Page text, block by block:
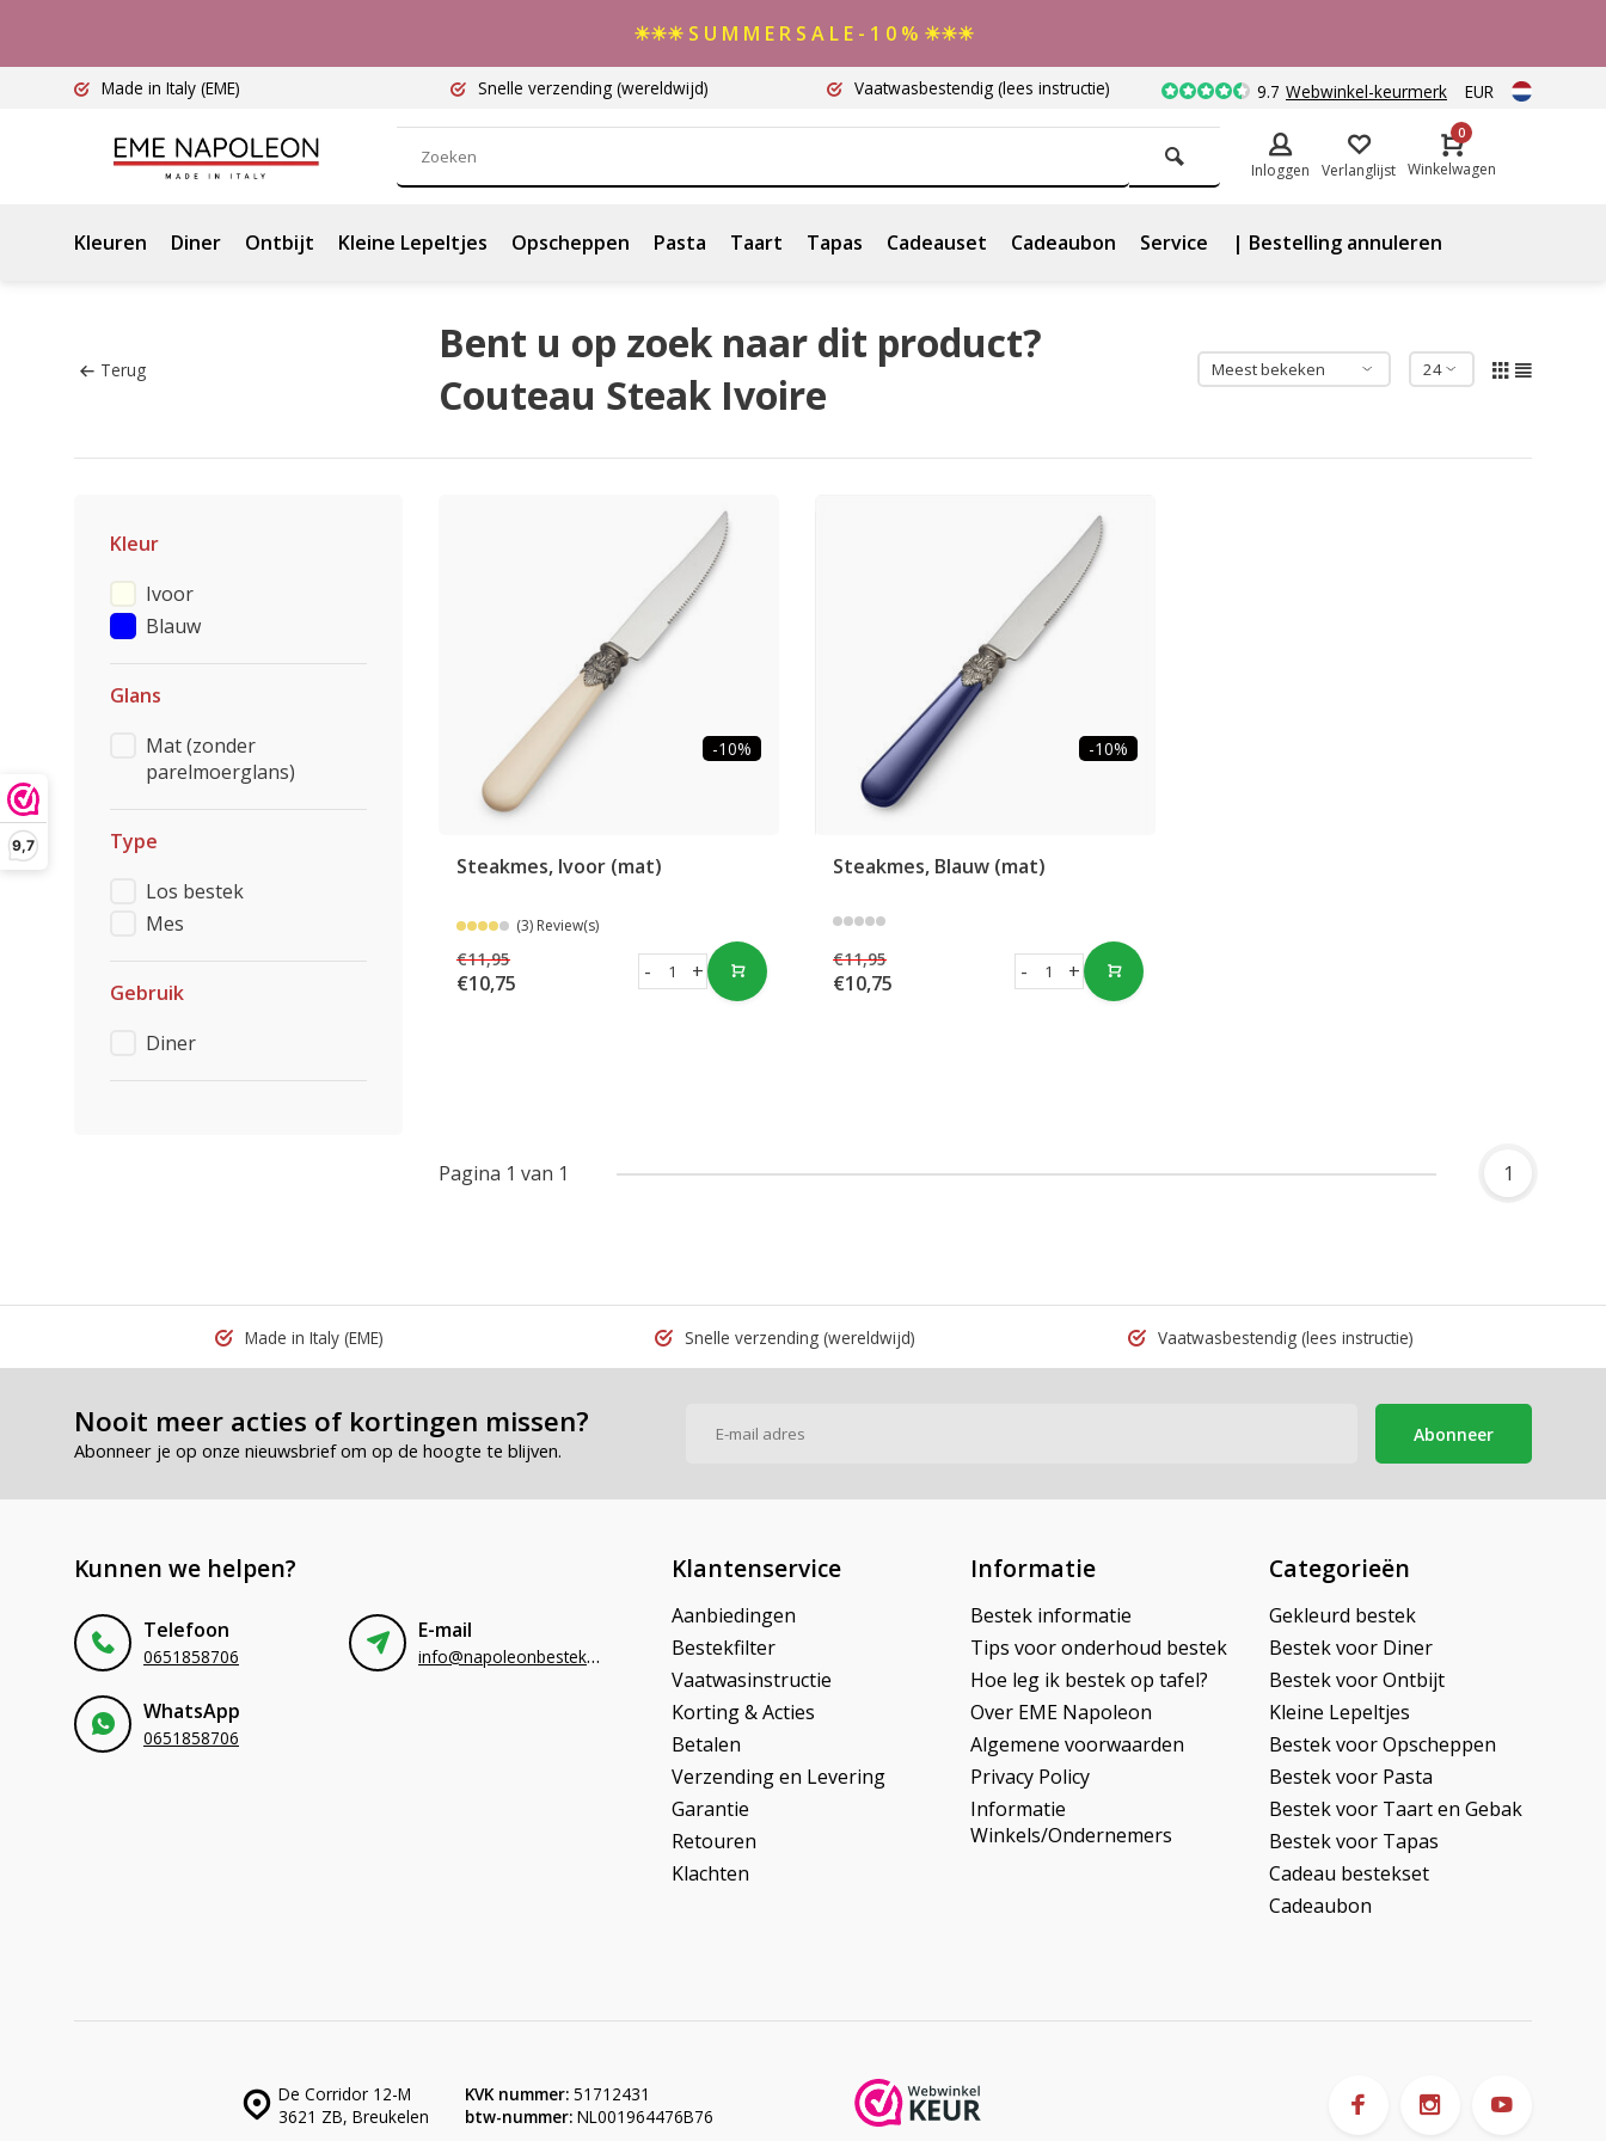
9,7
☀☀☀ S U M M E R S A L E - 1 0 % ☀☀☀
Made in Italy (EME) Snelle verzending (wereldwijd) Vaatwasbestendig (lees instructie) 9.7 Webwinkel-keurmerk EUR
Inloggen Verlanglijst
0
Winkelwagen
Kleuren Diner Ontbijt Kleine Lepeltjes Opscheppen Pasta Taart Tapas Cadeauset Cadeaubon Service | Bestelling annuleren
Terug
Bent u op zoek naar dit product?
Couteau Steak Ivoire
Kleur
Ivoor
Blauw
Glans
Mat (zonder
parelmoerglans)
Type
Los bestek
Mes
Gebruik
Diner
-10%
Steakmes, Ivoor (mat)
(3) Review(s)
€11,95
€10,75 +
-
-10%
Steakmes, Blauw (mat)
€11,95
€10,75 +
-
Pagina 1 van 1 1
Made in Italy (EME) Snelle verzending (wereldwijd) Vaatwasbestendig(lees instructie)
Nooit meer acties of kortingen missen?
Abonneer je op onze nieuwsbrief om op de hoogte te blijven.
Abonneer
Kunnen we helpen?
Telefoon
0651858706
E-mail
info@napoleonbestek.nl
WhatsApp
0651858706
Klantenservice
Aanbiedingen
Bestekfilter
Vaatwasinstructie
Korting & Acties
Betalen
Verzending en Levering
Garantie
Retouren
Klachten
Informatie
Bestek informatie
Tips voor onderhoud bestek
Hoe leg ik bestek op tafel?
Over EME Napoleon
Algemene voorwaarden
Privacy Policy
Informatie
Winkels/Ondernemers
Categorieën
Gekleurd bestek
Bestek voor Diner
Bestek voor Ontbijt
Kleine Lepeltjes
Bestek voor Opscheppen
Bestek voor Pasta
Bestek voor Taart en Gebak
Bestek voor Tapas
Cadeau bestekset
Cadeaubon
De Corridor 12-M
3621 ZB, Breukelen
KVK nummer: 51712431
btw-nummer: NL001964476B76